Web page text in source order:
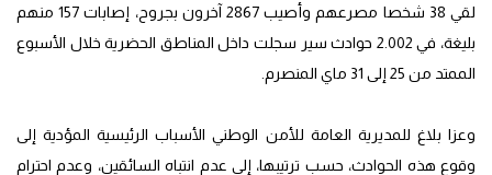
لقي 38 شخصا مصرعهم وأصيب 2867 آخرون بجروح، إصابات 157 منهم
بليغة، في 2.002 حوادث سير سجلت داخل المناطق الحضرية خلال الأسبوع
الممتد من 25 إلى 31 ماي المنصرم.
وعزا بلاغ للمديرية العامة للأمن الوطني الأسباب الرئيسية المؤدية إلى
وقوع هذه الحوادث، حسب ترتيبها، إلى عدم انتباه السائقين، وعدم احترام